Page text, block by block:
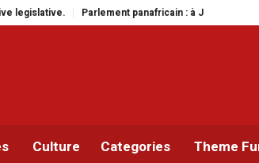
: à Johannesburg, Aimé Boji Sangara multiplie les
Culture Categories Theme